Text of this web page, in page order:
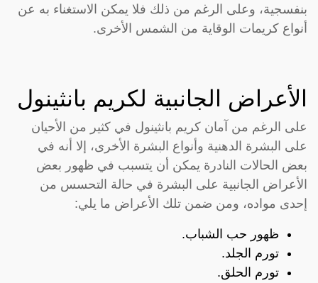
بنفسجية، وعلى الرغم من ذلك فلا يمكن الاستغناء به عن
أنواع كريمات الوقاية من الشمس الأخرى.
الأعراض الجانبية لكريم بانثينول
على الرغم من آمان كريم بانثينول في كثير من الأحيان
على البشرة الدهنية وأنواع البشرة الأخرى، إلا أنه في
بعض الحالات النادرة يمكن أن يتسبب في ظهور بعض
الأعراض الجانبية على البشرة في حالة التحسس من
إحدى مواده، ومن ضمن تلك الأعراض ما يلي:
ظهور حب الشباب.
تورم الجلد.
تورم الحلق.